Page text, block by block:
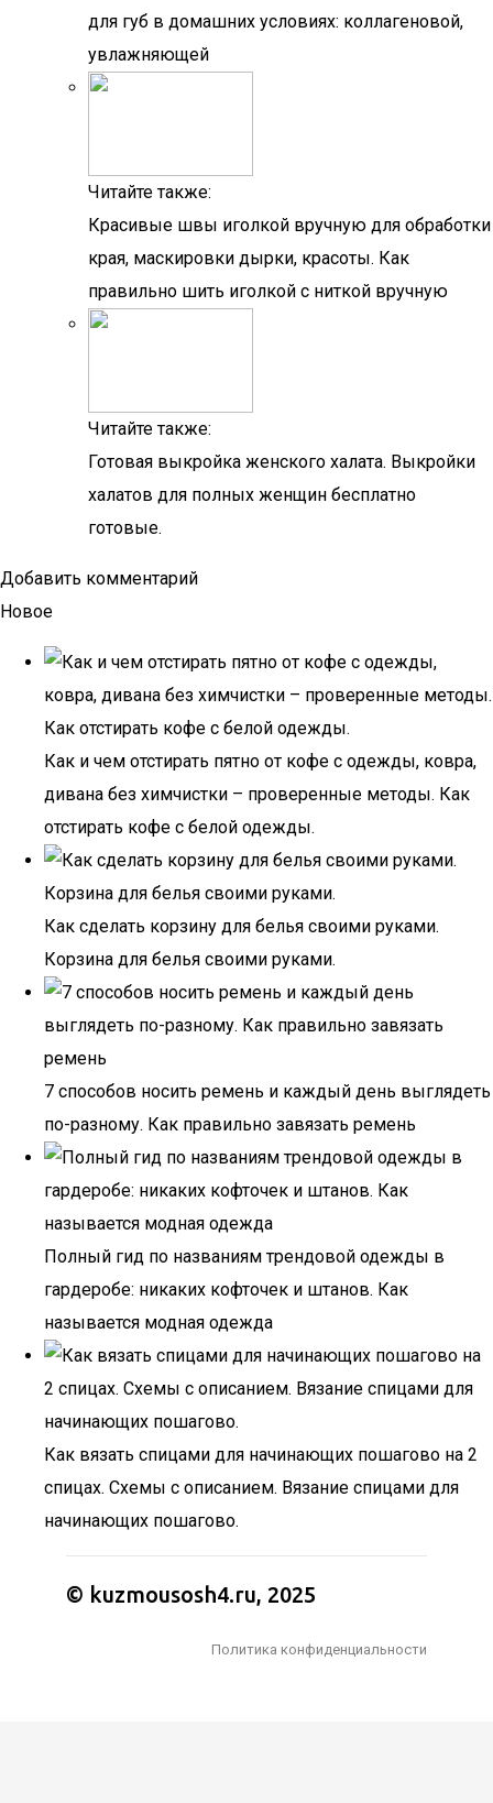
для губ в домашних условиях: коллагеновой,
увлажняющей
Читайте также:
Красивые швы иголкой вручную для обработки
края, маскировки дырки, красоты. Как
правильно шить иголкой с ниткой вручную
Читайте также:
Готовая выкройка женского халата. Выкройки
халатов для полных женщин бесплатно
готовые.
Добавить комментарий
Новое
Как и чем отстирать пятно от кофе с одежды, ковра,
дивана без химчистки – проверенные методы. Как
отстирать кофе с белой одежды.
Как сделать корзину для белья своими руками.
Корзина для белья своими руками.
7 способов носить ремень и каждый день выглядеть
по-разному. Как правильно завязать ремень
Полный гид по названиям трендовой одежды в
гардеробе: никаких кофточек и штанов. Как
называется модная одежда
Как вязать спицами для начинающих пошагово на 2
спицах. Схемы с описанием. Вязание спицами для
начинающих пошагово.
© kuzmousosh4.ru, 2025
Политика конфиденциальности